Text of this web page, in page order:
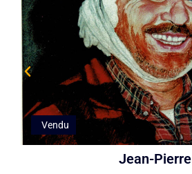
Vendu
Jean-Pierre